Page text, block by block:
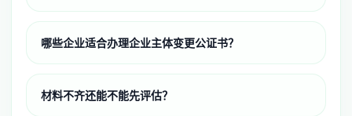
哪些企业适合办理企业主体变更公证书？
材料不齐还能不能先评估？